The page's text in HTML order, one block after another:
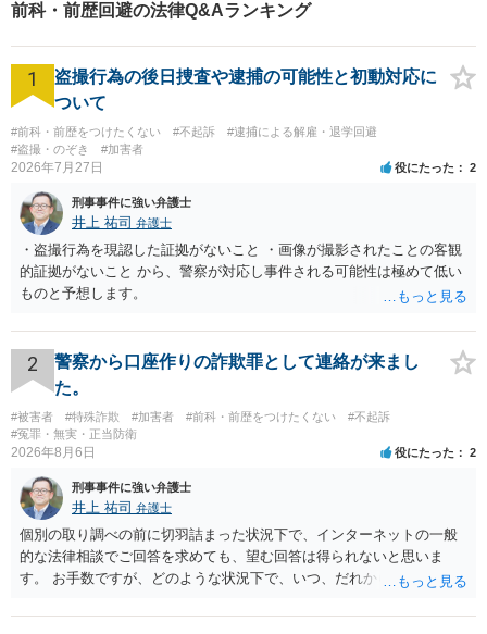
前科・前歴回避の法律Q&Aランキング
1
盗撮行為の後日捜査や逮捕の可能性と初動対応に
ついて
#前科・前歴をつけたくない #不起訴
#逮捕による解雇・退学回避
#盗撮・のぞき
#加害者
2026年7月27日 役にたった 2
刑事事件に強い弁護士
井上 祐司 弁護士
・盗撮行為を現認した証拠がないこと ・画像が撮影されたことの客観
的証拠がないこと から、警察が対応し事件される可能性は極めて低い
ものと予想します。
2
警察から口座作りの詐欺罪として連絡が来まし
た。
#被害者 #特殊詐欺 #加害者 #前科・前歴をつけたくない
#不起訴
#冤罪・無実・正当防衛
2026年8月6日 役にたった 2
刑事事件に強い弁護士
井上 祐司 弁護士
個別の取り調べの前に切羽詰まった状況下で、インターネットの一般
的な法律相談でご回答を求めても、望む回答は得られないと思いま
す。 お手数ですが、どのような状況下で、いつ、だれからどのような
の程度だと聞いているのかということについて、お近くで詳細な法律